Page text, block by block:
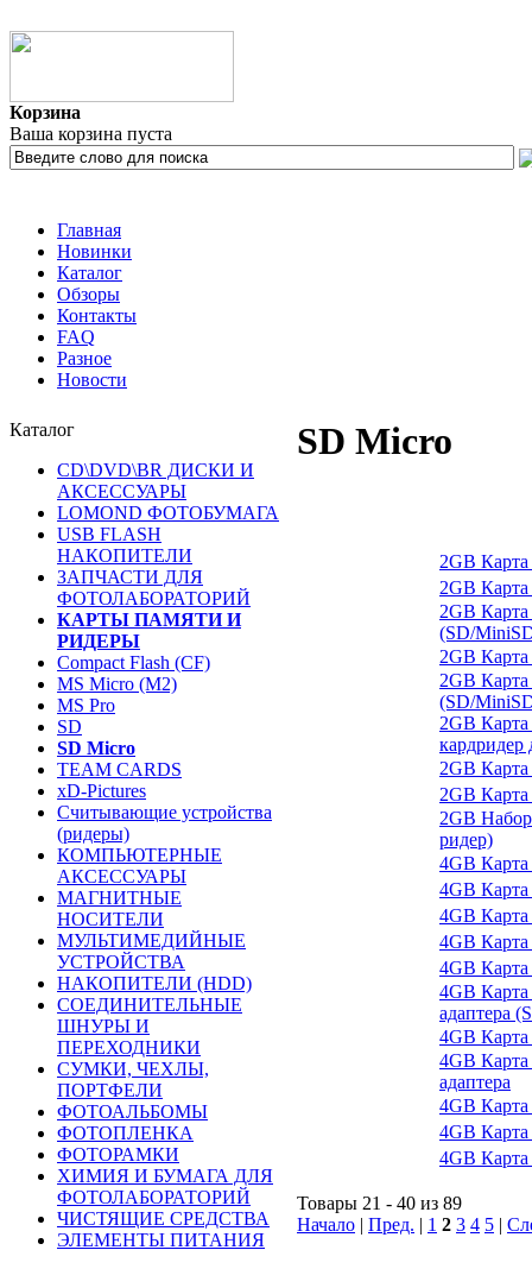
Корзина
Ваша корзина пуста
Главная
Новинки
Каталог
Обзоры
Контакты
FAQ
Разное
Новости
Каталог
CD\DVD\BR ДИСКИ И
АКСЕССУАРЫ
LOMOND ФОТОБУМАГА
USB FLASH
НАКОПИТЕЛИ
ЗАПЧАСТИ ДЛЯ
ФОТОЛАБОРАТОРИЙ
КАРТЫ ПАМЯТИ И
РИДЕРЫ
Compact Flash (CF)
MS Micro (M2)
MS Pro
SD
SD Micro
TEAM CARDS
xD-Pictures
Считывающие устройства
(ридеры)
КОМПЬЮТЕРНЫЕ
АКСЕССУАРЫ
МАГНИТНЫЕ
НОСИТЕЛИ
МУЛЬТИМЕДИЙНЫЕ
УСТРОЙСТВА
НАКОПИТЕЛИ (HDD)
СОЕДИНИТЕЛЬНЫЕ
ШНУРЫ И
ПЕРЕХОДНИКИ
СУМКИ, ЧЕХЛЫ,
ПОРТФЕЛИ
ФОТОАЛЬБОМЫ
ФОТОПЛЕНКА
ФОТОРАМКИ
ХИМИЯ И БУМАГА ДЛЯ
ФОТОЛАБОРАТОРИЙ
ЧИСТЯЩИЕ СРЕДСТВА
ЭЛЕМЕНТЫ ПИТАНИЯ
SD Micro
2GB
2GB Карта
2GB Карта
(SD/
2GB
2GB Карта
(SD/
2GB
кардридер
2GB Карта
2GB Карта
2GB
ридер)
4GB
4GB
4GB Карта
4GB
4GB
4GB
адаптера
4GB
4GB Карта
адаптера
4GB
4GB
4GB Карта
Товары 21 - 40 из 89
Начало | Пред. | 1 2 3 4 5 |